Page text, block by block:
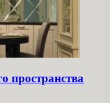
пространства